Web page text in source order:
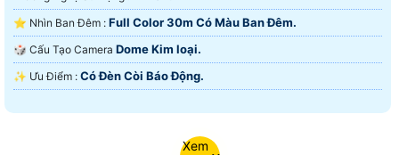
⭐ Nhìn Ban Đêm : Full Color 30m Có Màu Ban Ðêm.
🎲 Cấu Tạo Camera Dome Kim loại.
️✨ Ưu Điểm : Có Ðèn Còi Báo Động.
Xem